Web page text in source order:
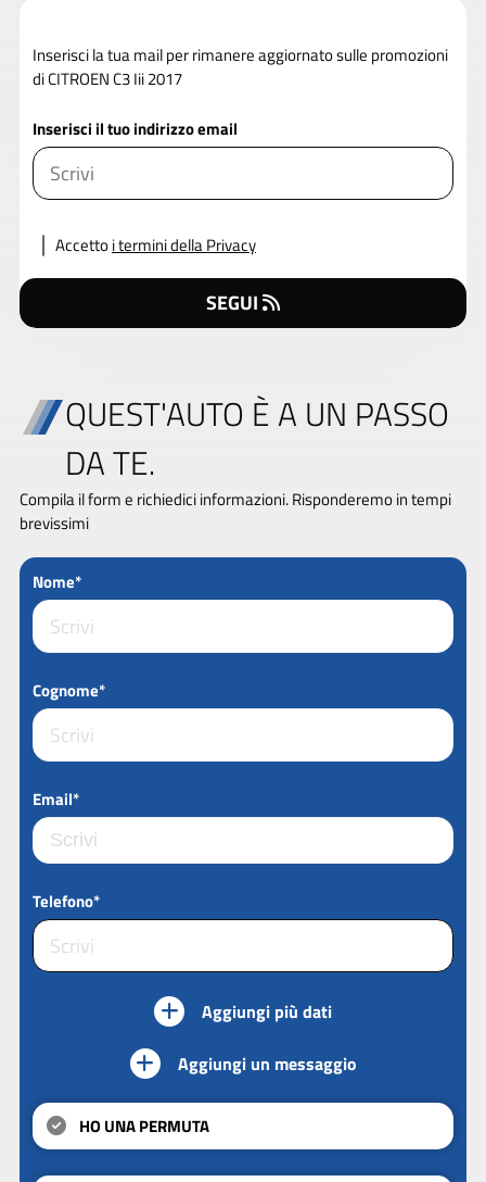
Inserisci la tua mail per rimanere aggiornato sulle promozioni
di CITROEN C3 Iii 2017
Inserisci il tuo indirizzo email
Accettoi termini della Privacy
SEGUI
QUEST'AUTO È A UN PASSO
DA TE.
Compila il form e richiedici informazioni. Risponderemo in tempi
brevissimi
Nome*
Cognome*
Email*
Telefono*
Aggiungi più dati
Aggiungi un messaggio
HO UNA PERMUTA